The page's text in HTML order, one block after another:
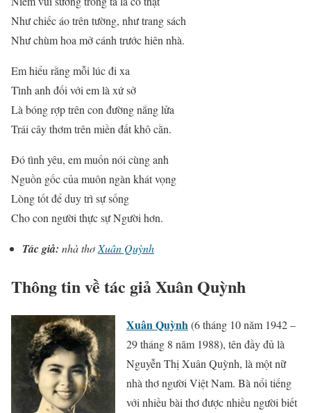
Như chiếc áo trên tường, như trang sách
Như chùm hoa mở cánh trước hiên nhà.
Em hiểu rằng mỗi lúc đi xa
Tình anh đối với em là xứ sở
Là bóng rợp trên con đường nắng lửa
Trái cây thơm trên miền đất khô cằn.
Ðó tình yêu, em muốn nói cùng anh
Nguồn gốc của muôn ngàn khát vọng
Lòng tốt để duy trì sự sống
Cho con người thực sự Người hơn.
Tác giả: nhà thơ Xuân Quỳnh
Thông tin về tác giả Xuân Quỳnh
Xuân Quỳnh(6 tháng 10 năm 1942 –
29 tháng 8 năm 1988), tên đầy đủ là
Nguyễn Thị Xuân Quỳnh, là một nữ
nhà thơ người Việt Nam. Bà nổi tiếng
với nhiều bài thơ được nhiều người biết